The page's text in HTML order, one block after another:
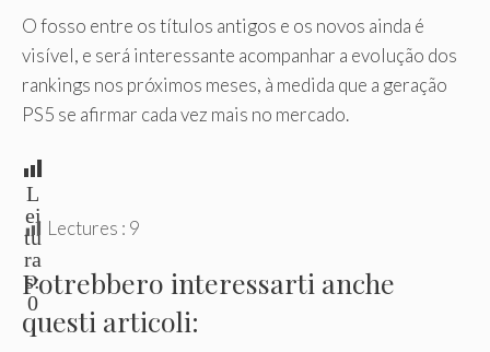
O fosso entre os títulos antigos e os novos ainda é
visível, e será interessante acompanhar a evolução dos
rankings nos próximos meses, à medida que a geração
PS5 se afirmar cada vez mais no mercado.
L
ei
tu
ra
s:
0
Lectures : 9
Potrebbero interessarti anche
questi articoli: